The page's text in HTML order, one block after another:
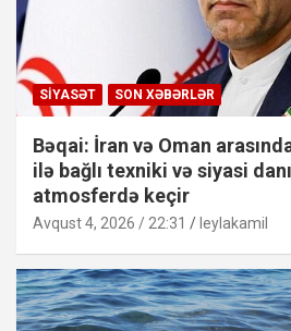
SIYASƏT SON XƏBƏRLƏR
Bəqai: İran və Oman
ilə bağlı texniki və siyasi
atmosferdə keçir
Avqust 4, 2026 / 22:31 leylakamil